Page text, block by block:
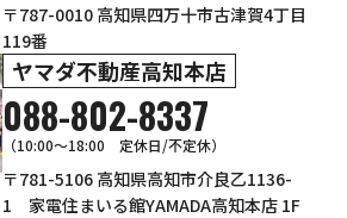
〒787-0010 高知県四万十市古津賀4丁目
119番
ヤマダ不動産高知本店
088-802-8337
（10:00～18:00 定休日/不定休）
〒781-5106 高知県高知市介良乙1136-
1 家電住まいる館YAMADA高知本店 1F